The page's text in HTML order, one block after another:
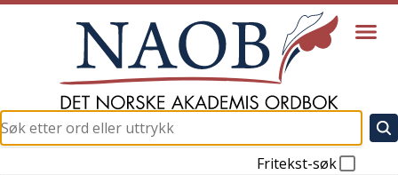
Fritekst-søk